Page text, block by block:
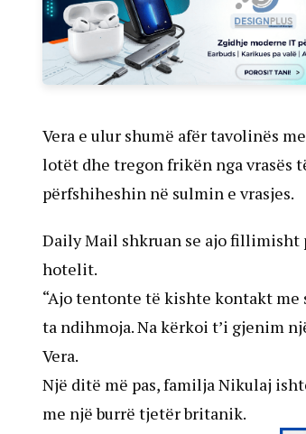
Vera e ulur shumë afër tavolinës
lotët dhe tregon frikën nga vrasës
përfshiheshin në sulmin e vrasjes.
Daily Mail shkruan se ajo fillimisht
hotelit.
“Ajo tentonte të kishte kontakt me
ta ndihmoja. Na kërkoi t’i gjenim
Vera.
Një ditë më pas, familja Nikulaj
me një burrë tjetër britanik.